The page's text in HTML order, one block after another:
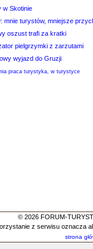
w Skotinie
mnie turystów, mniejsze
oszust trafi za kratki
pielgrzymki z zarzutami
wyjazd do Gruzji
praca turystyka, w turystyce
© 2026 FORUM-
z serwisu oznacza
strona